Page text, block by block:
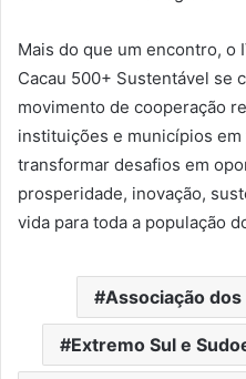
Mais do que um encontro, o
Cacau 500+ Sustentável se
movimento de cooperação
instituições e municípios
transformar desafios em
prosperidade, inovação,
vida para toda a população
Associação
Extremo Sul e